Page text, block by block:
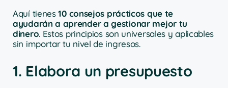
Aquí tienes10 consejos prácticos que te
ayudarán a aprender a gestionar mejor tu
dinero. Estos principios son universales y aplicables
sin importar tu nivel de ingresos.
1. Elabora un presupuesto